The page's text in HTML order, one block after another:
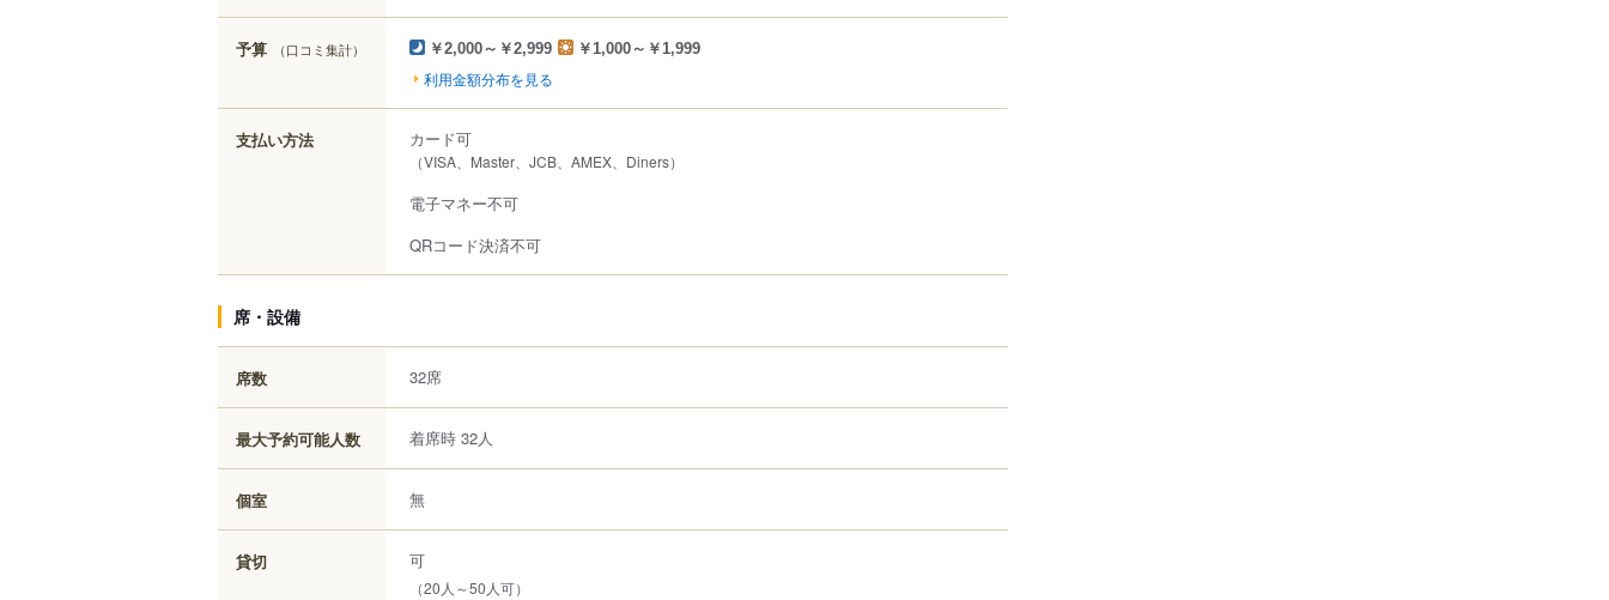
予算 （口コミ集計） ￥2,000～￥2,999 ￥1,000～￥1,999
利用金額分布を見る
支払い方法 カード可
（VISA、Master、JCB、AMEX、Diners）
電子マネー不可
QRコード決済不可
席・設備
席数 32席
最大予約可能人数 着席時 32人
個室 無
貸切 可
（20人～50人可）